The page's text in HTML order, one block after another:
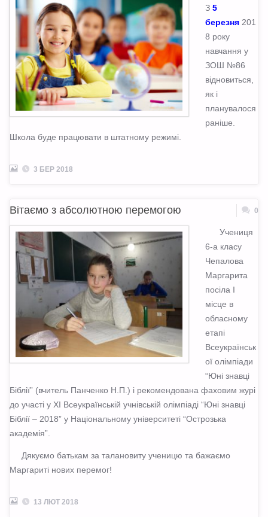
З 5
березня201
8 року
навчання у
ЗОШ №86
відновиться,
як і
планувалося
раніше.
Школа буде працювати в штатному режимі.
3 БЕР 2018
Вітаємо з абсолютною перемогою 0
Учениця
6-а класу
Чепалова
Маргарита
посіла І
місце в
обласному
етапі
Всеукраїнськ
ої олімпіади
“Юні знавці
Біблії” (вчитель Панченко Н.П.) і рекомендована фаховим журі
до участі у ХІ Всеукраїнській учнівській олімпіаді “Юні знавці
Біблії – 2018” у Національному університеті “Острозька
академія”.
Дякуємо батькам за талановиту ученицю та бажаємо
Маргариті нових перемог!
13 ЛЮТ 2018